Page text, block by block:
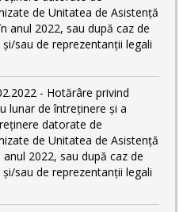
de Unitatea de Asistență
anul 2022, sau după caz de
sau de reprezentanții legali
- Hotărâre privind
lunar de întreținere și a
datorate de
de Unitatea de Asistență
2022, sau după caz de
sau de reprezentanții legali